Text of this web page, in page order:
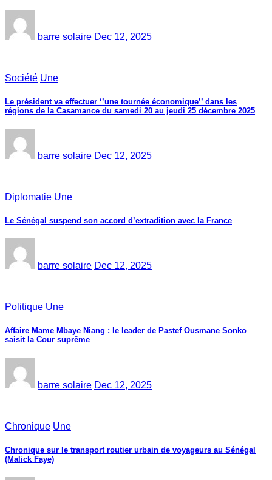
barre solaire Dec 12, 2025
Société Une
Le président va effectuer ‘’une tournée économique’’ dans les
régions de la Casamance du samedi 20 au jeudi 25 décembre 2025
barre solaire Dec 12, 2025
Diplomatie Une
Le Sénégal suspend son accord d’extradition avec la France
barre solaire Dec 12, 2025
Politique Une
Affaire Mame Mbaye Niang : le leader de Pastef Ousmane Sonko
saisit la Cour suprême
barre solaire Dec 12, 2025
Chronique Une
Chronique sur le transport routier urbain de voyageurs au Sénégal
(Malick Faye)